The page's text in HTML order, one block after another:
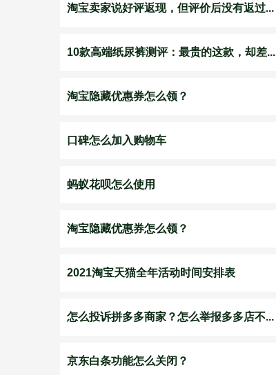
淘宝卖家说好评返现，但评价后没有返过...
10款高端纸尿裤测评：最贵的这款，却差...
淘宝隐藏优惠券怎么领？
口碑怎么加入购物车
蚂蚁花呗怎么使用
淘宝隐藏优惠券怎么领？
2021淘宝天猫全年活动时间安排表
怎么投诉拼多多商家？怎么举报多多店不...
京东白条功能怎么关闭？